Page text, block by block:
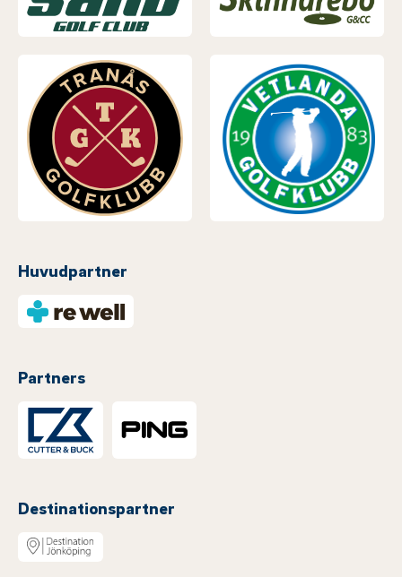
Huvudpartner
Partners
Destinationspartner